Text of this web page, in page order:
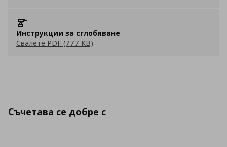
Инструкции за сглобяване
Свалете PDF (777 KB)
Съчетава се добре с